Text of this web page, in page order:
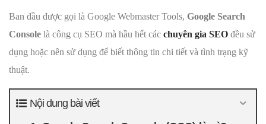
Ban đầu được gọi là Google Webmaster Tools, Google Search
Console là công cụ SEO mà hầu hết các chuyên gia SEO đều sử
dụng hoặc nên sử dụng để biết thông tin chi tiết và tình trạng kỹ
thuật.
Nội dung bài viết